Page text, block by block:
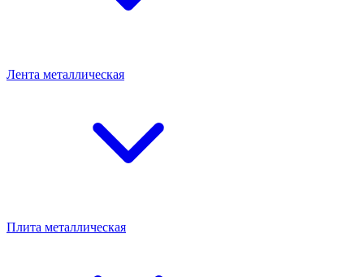
Лента металлическая
Плита металлическая